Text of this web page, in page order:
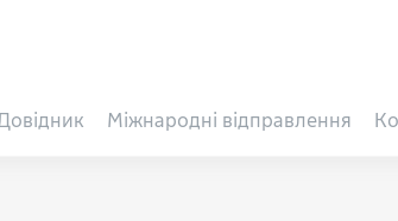
Міжнародні відправлення